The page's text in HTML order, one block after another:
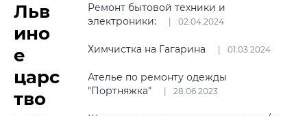
Льв
ино
е
царс
тво
Ремонт бытовой техники и
электроники:
02.04.2024
Химчистка на Гагарина 01.03.2024
Ателье по ремонту одежды
"Портняжка"
28.06.2023